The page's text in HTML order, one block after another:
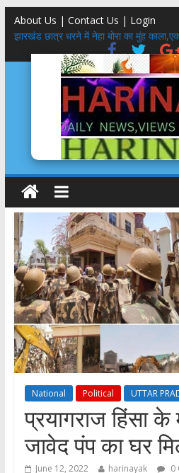
About Us | Contact Us | Login
Social Media KYC : सोशल मीडिया के
अपराध?
झारखंड छात्र धरने में नेहा बोरा का मुंह
तीलू रौतेली पुरस्कार 51 हजार से 75 हजार,
हजार से 61 हजार: मुमं धामी
मिलेनियल्स गंवाने वाली कांग्रेस साध पायेगी
5 स्टार होटल,बासी दूध,फंफूद लगी सब्ज़ियां,
National Political UTTAR
प्रयागराज हिंसा के
जावेद पंप का घर
June 12, 2022 harinayak 0